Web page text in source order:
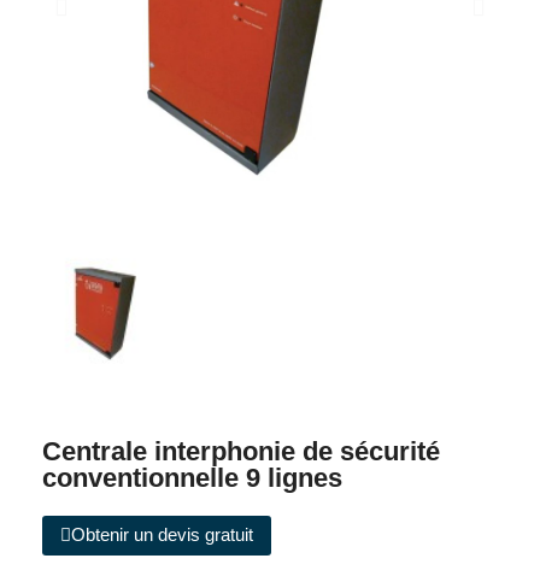
Centrale interphonie de sécurité
conventionnelle 9 lignes
Obtenir un devis gratuit